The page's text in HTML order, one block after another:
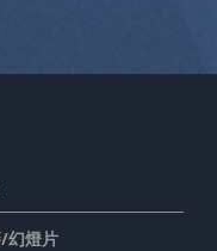
幻燈片